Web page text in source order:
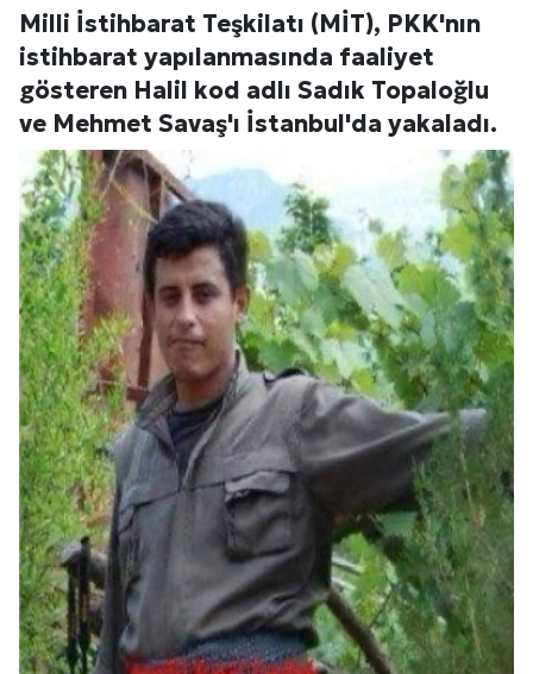
Milli İstihbarat Teşkilatı (MİT), PKK'nın
istihbarat yapılanmasında faaliyet
gösteren Halil kod adlı Sadık Topaloğlu
ve Mehmet Savaş'ı İstanbul'da yakaladı.